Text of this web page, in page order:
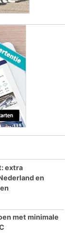
extra
en
met minimale